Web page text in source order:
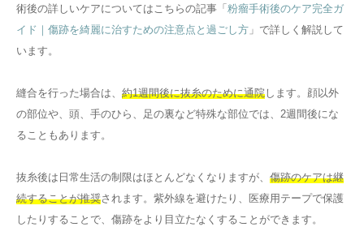
術後の詳しいケアについてはこちらの記事「粉瘤手術後のケア完全ガ
イド｜傷跡を綺麗に治すための注意点と過ごし方 」で詳しく解説して
います。
縫合を行った場合は、 約1週間後に抜糸のために通院します。顔以外
の部位や、頭、手のひら、足の裏など特殊な部位では、2週間後にな
ることもあります。
抜糸後は日常生活の制限はほとんどなくなりますが、 傷跡のケアは継
続することが推奨されます。紫外線を避けたり、医療用テープで保護
したりすることで、傷跡をより目立たなくすることができます。